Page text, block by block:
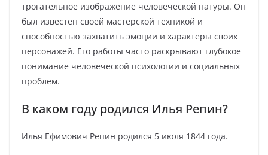
трогательное изображение человеческой натуры. Он
был известен своей мастерской техникой и
способностью захватить эмоции и характеры своих
персонажей. Его работы часто раскрывают глубокое
понимание человеческой психологии и социальных
проблем.
В каком году родился Илья Репин?
Илья Ефимович Репин родился 5 июля 1844 года.